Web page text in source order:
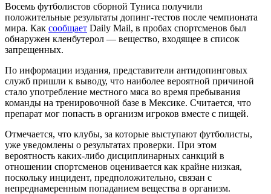
Восемь футболистов сборной Туниса получили
положительные результаты допинг-тестов после чемпионата
мира. Как сообщает Daily Mail, в пробах спортсменов был
обнаружен кленбутерол — вещество, входящее в список
запрещенных.
По информации издания, представители антидопинговых
служб пришли к выводу, что наиболее вероятной причиной
стало употребление местного мяса во время пребывания
команды на тренировочной базе в Мексике. Считается, что
препарат мог попасть в организм игроков вместе с пищей.
Отмечается, что клубы, за которые выступают футболисты,
уже уведомлены о результатах проверки. При этом
вероятность каких-либо дисциплинарных санкций в
отношении спортсменов оценивается как крайне низкая,
поскольку инцидент, предположительно, связан с
непреднамеренным попаданием вещества в организм.